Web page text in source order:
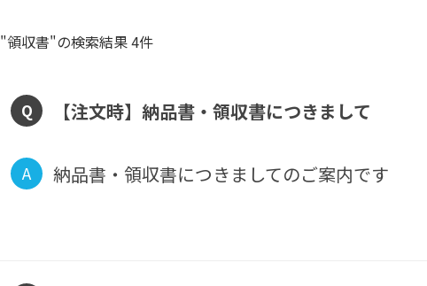
"領収書"の検索結果 4件
Q 【注文時】納品書・領収書につきまして
A 納品書・領収書につきましてのご案内です